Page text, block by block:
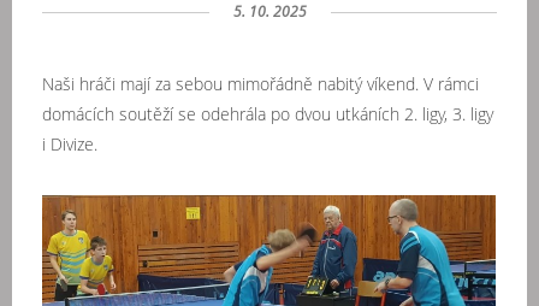
5. 10. 2025
Naši hráči mají za sebou mimořádně nabitý víkend. V rámci
domácích soutěží se odehrála po dvou utkáních 2. ligy, 3. ligy
i Divize.